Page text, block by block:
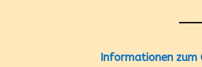
Informationen zum